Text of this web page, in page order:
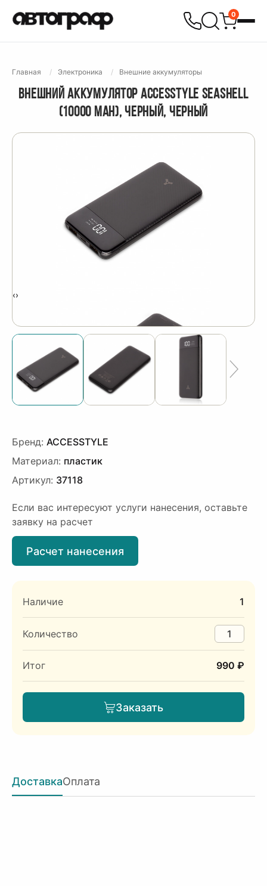
0
Главная Электроника Внешние аккумуляторы
ВНЕШНИЙ АККУМУЛЯТОР ACCESSTYLE SEASHELL
(10000 MAH), ЧЕРНЫЙ, ЧЕРНЫЙ
‹›
Бренд: ACCESSTYLE
Материал: пластик
Артикул: 37118
Если вас интересуют услуги нанесения, оставьте
заявку на расчет
Расчет нанесения
Наличие 1
Количество
Итог 990 ₽
Заказать
ДоставкаОплата